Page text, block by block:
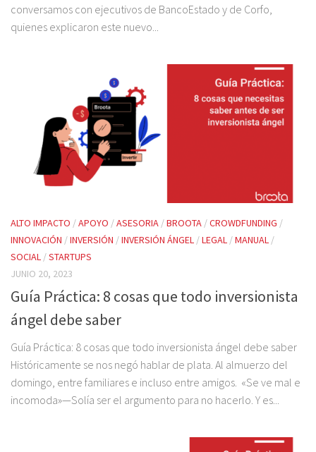
conversamos con ejecutivos de BancoEstado y de Corfo,
quienes explicaron este nuevo...
ALTO IMPACTO /APOYO /ASESORIA /BROOTA /CROWDFUNDING /
INNOVACIÓN /INVERSIÓN /INVERSIÓN ÁNGEL /LEGAL /MANUAL /
SOCIAL /STARTUPS
JUNIO 20, 2023
Guía Práctica: 8 cosas que todo inversionista
ángel debe saber
Guía Práctica: 8 cosas que todo inversionista ángel debe saber
Históricamente se nos negó hablar de plata. Al almuerzo del
domingo, entre familiares e incluso entre amigos. «Se ve mal e
incomoda»—Solía ser el argumento para no hacerlo. Y es...